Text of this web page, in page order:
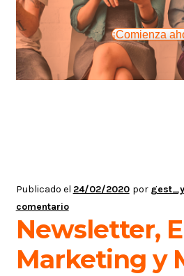
¡Comienza
Publicado el 24/02/2020 por
comentario
Newsletter,
Marketing y